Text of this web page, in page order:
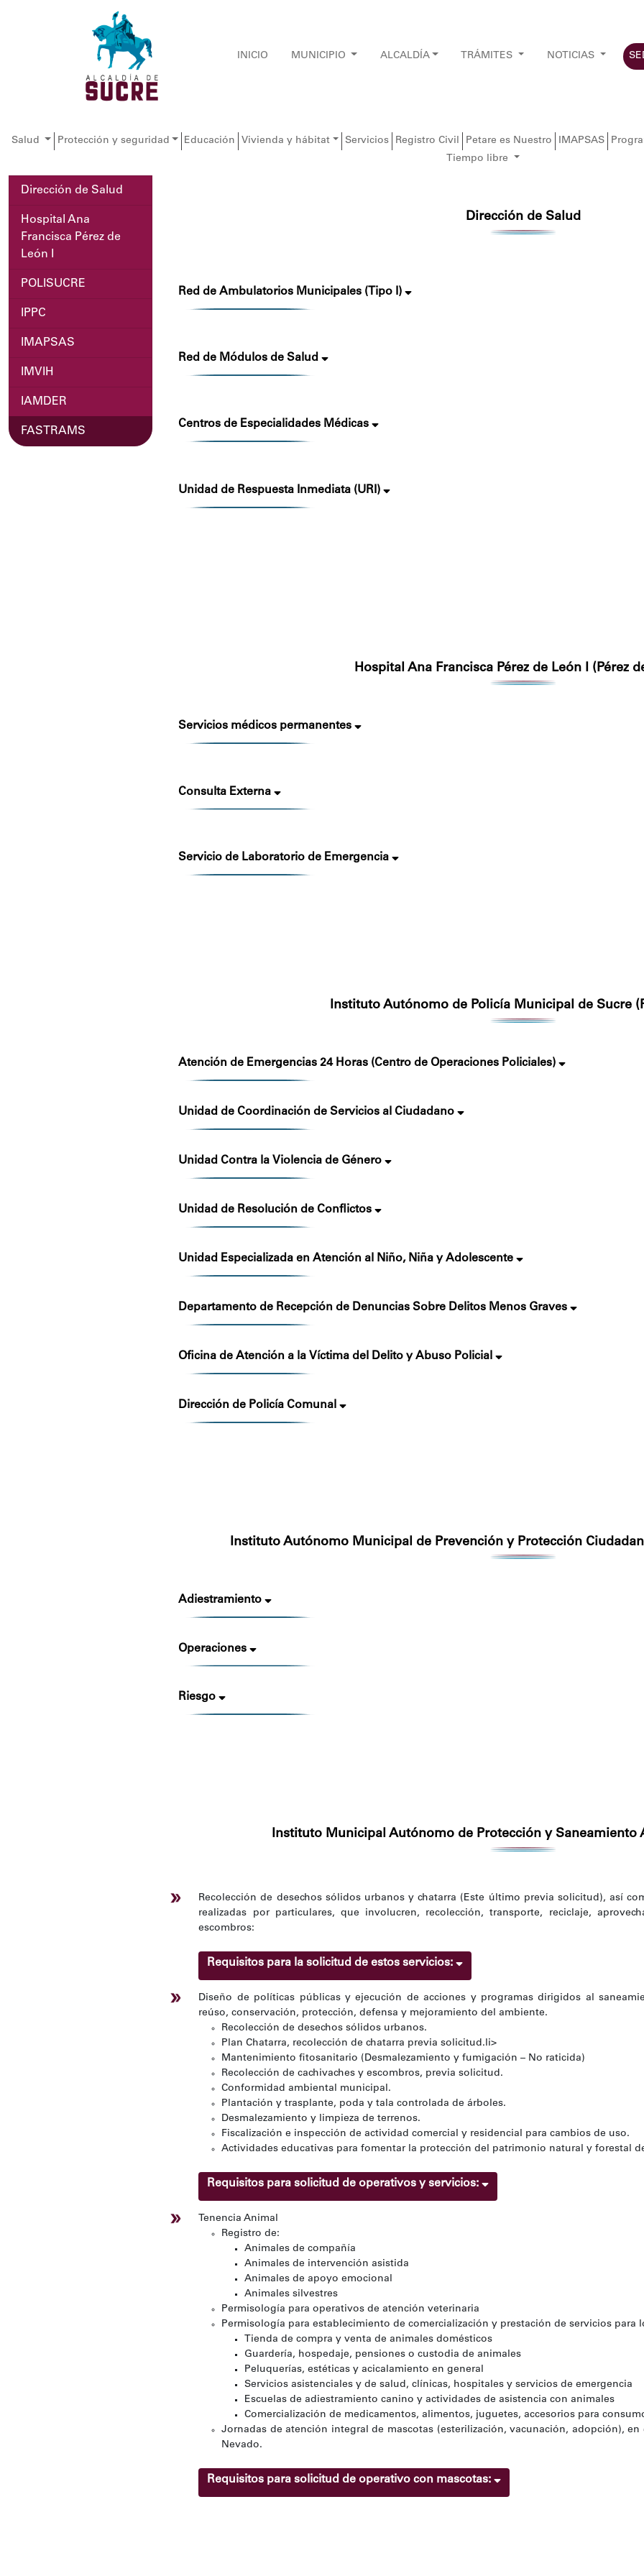
INICIO MUNICIPIO ALCALDÍA TRÁMITES NOTICIAS
Salud Protección y seguridad Educación Vivienda y hábitat Servicios Registro Civil Petare es Nuestro IMAPSAS
Tiempo libre
Dirección de Salud
Hospital Ana
Francisca Pérez de
León I
POLISUCRE
IPPC
IMAPSAS
IMVIH
IAMDER
FASTRAMS
Dirección de Salud
Red de Ambulatorios Municipales (Tipo I)
Red de Módulos de Salud
Centros de Especialidades Médicas
Unidad de Respuesta Inmediata (URI)
Hospital Ana Francisca Pérez de León I (Pérez
Servicios médicos permanentes
Consulta Externa
Servicio de Laboratorio de Emergencia
Instituto Autónomo de Policía Municipal de Sucre
Atención de Emergencias 24 Horas (Centro de Operaciones Policiales)
Unidad de Coordinación de Servicios al Ciudadano
Unidad Contra la Violencia de Género
Unidad de Resolución de Conflictos
Unidad Especializada en Atención al Niño, Niña y Adolescente
Departamento de Recepción de Denuncias Sobre Delitos Menos Graves
Oficina de Atención a la Víctima del Delito y Abuso Policial
Dirección de Policía Comunal
Instituto Autónomo Municipal de Prevención y Protección
Adiestramiento
Operaciones
Riesgo
Instituto Municipal Autónomo de Protección y Saneamiento
Recolección de desechos sólidos urbanos y chatarra (Este último previa solicitud), así
realizadas por particulares, que involucren, recolección, transporte, reciclaje,
escombros:
Requisitos para la solicitud de estos servicios:
Diseño de políticas públicas y ejecución de acciones y programas dirigidos al
reúso, conservación, protección, defensa y mejoramiento del ambiente.
Recolección de desechos sólidos urbanos.
Plan Chatarra, recolección de chatarra previa solicitud.li>
Mantenimiento fitosanitario (Desmalezamiento y fumigación – No raticida)
Recolección de cachivaches y escombros, previa solicitud.
Conformidad ambiental municipal.
Plantación y trasplante, poda y tala controlada de árboles.
Desmalezamiento y limpieza de terrenos.
Fiscalización e inspección de actividad comercial y residencial para cambios de uso.
Actividades educativas para fomentar la protección del patrimonio natural y forestal
Requisitos para solicitud de operativos y servicios:
Tenencia Animal
Registro de:
Animales de compañía
Animales de intervención asistida
Animales de apoyo emocional
Animales silvestres
Permisología para operativos de atención veterinaria
Permisología para establecimiento de comercialización y prestación de servicios para
Tienda de compra y venta de animales domésticos
Guardería, hospedaje, pensiones o custodia de animales
Peluquerías, estéticas y acicalamiento en general
Servicios asistenciales y de salud, clínicas, hospitales y servicios de emergencia
Escuelas de adiestramiento canino y actividades de asistencia con animales
Comercialización de medicamentos, alimentos, juguetes, accesorios para
Jornadas de atención integral de mascotas (esterilización, vacunación, adopción),
Nevado.
Requisitos para solicitud de operativo con mascotas: